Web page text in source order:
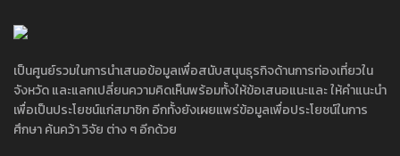
เป็นศูนย์รวมในการนำเสนอข้อมูลเพื่อสนับสนุนธุรกิจด้านการท่องเที่ยวใน
จังหวัด และแลกเปลี่ยนความคิดเห็นพร้อมทั้งให้ข้อเสนอแนะและ ให้คำแนะนำ
เพื่อเป็นประโยชน์แก่สมาชิก อีกทั้งยังเผยแพร่ข้อมูลเพื่อประโยชน์ในการ
ศึกษา ค้นคว้า วิจัย ต่าง ๆ อีกด้วย